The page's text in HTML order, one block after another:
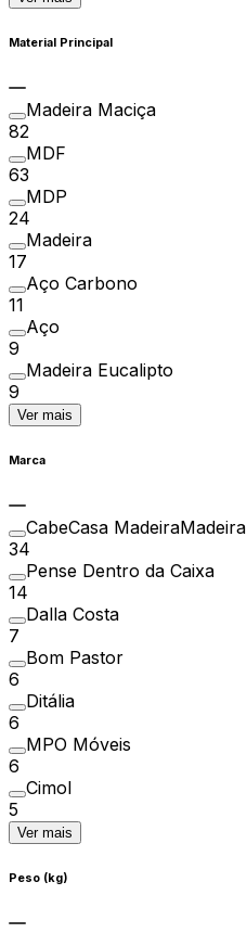
Material Principal
Madeira Maciça
82
MDF
63
MDP
24
Madeira
17
Aço Carbono
11
Aço
9
Madeira Eucalipto
9
Ver mais
Marca
CabeCasa MadeiraMadeira
34
Pense Dentro da Caixa
14
Dalla Costa
7
Bom Pastor
6
Ditália
6
MPO Móveis
6
Cimol
5
Ver mais
Peso (kg)